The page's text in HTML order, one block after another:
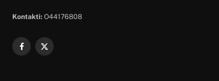
Kontakti: O44176808
Facebook
X